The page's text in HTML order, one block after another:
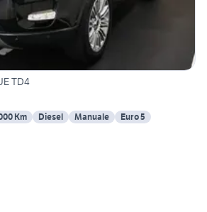
TD4
Km Diesel Manuale Euro 5